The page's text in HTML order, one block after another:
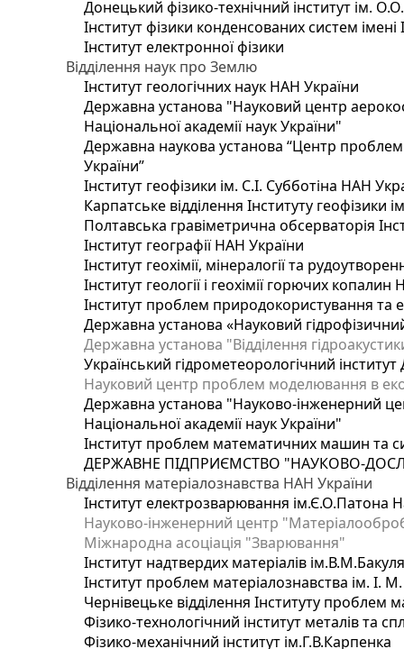
Донецький фізико-технічний інститут ім.
Інститут фізики конденсованих систем
Інститут електронної фізики
Відділення наук про Землю
Інститут геологічних наук НАН України
Державна установа "Науковий центр
Національної академії наук України"
Державна наукова установа “Центр проблем
України”
Інститут геофізики ім. С.І. Субботіна НАН
Карпатське відділення Інституту геофізики
Полтавська гравіметрична обсерваторія
Інститут географії НАН України
Інститут геохімії, мінералогії та
Інститут геології і геохімії горючих
Інститут проблем природокористування та
Державна установа «Науковий
Державна установа "Відділення
Український гідрометеорологічний
Науковий центр проблем моделювання в
Державна установа "Науково-інженерний
Національної академії наук України"
Інститут проблем математичних машин та
ДЕРЖАВНЕ ПІДПРИЄМСТВО "НАУКОВО-
Відділення матеріалознавства НАН України
Інститут електрозварювання ім.Є.О.Патона
Науково-інженерний центр
Міжнародна асоціація "Зварювання"
Інститут надтвердих матеріалів
Інститут проблем матеріалознавства ім. І.
Чернівецьке відділення Інституту проблем
Фізико-технологічний інститут металів та
Фізико-механічний інститут ім.Г.В.Карпенка